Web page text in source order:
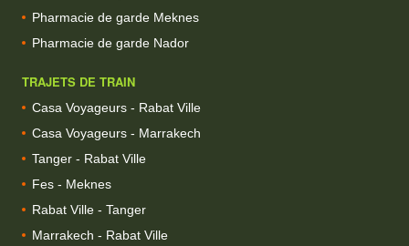
Pharmacie de garde Meknes
Pharmacie de garde Nador
TRAJETS DE TRAIN
Casa Voyageurs - Rabat Ville
Casa Voyageurs - Marrakech
Tanger - Rabat Ville
Fes - Meknes
Rabat Ville - Tanger
Marrakech - Rabat Ville